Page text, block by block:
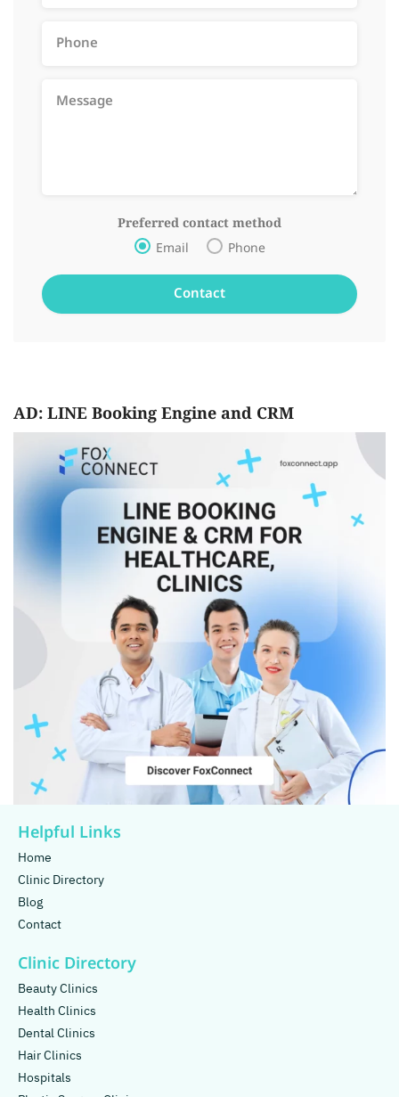
Preferred contact method
Email Phone
AD: LINE Booking Engine and CRM
Helpful Links
Home
Clinic Directory
Blog
Contact
Clinic Directory
Beauty Clinics
Health Clinics
Dental Clinics
Hair Clinics
Hospitals